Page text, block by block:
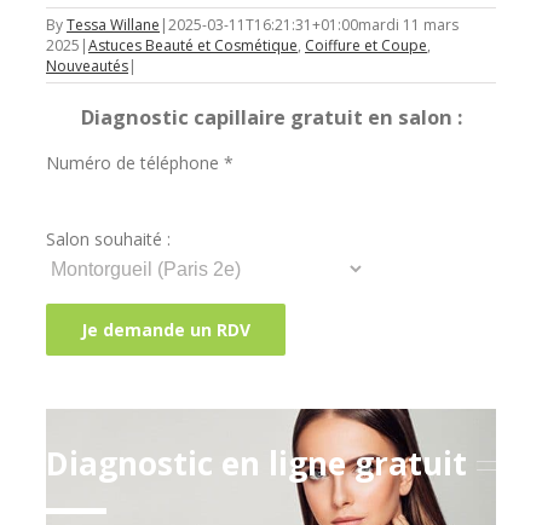
ByTessa Willane |2025-03-11T16:21:31+01:00mardi 11 mars
2025 |Astuces Beauté et Cosmétique, Coiffure et Coupe,
Nouveautés|
Diagnostic capillaire gratuit en salon :
Numéro de téléphone *
Salon souhaité :
Diagnostic en ligne gratuit